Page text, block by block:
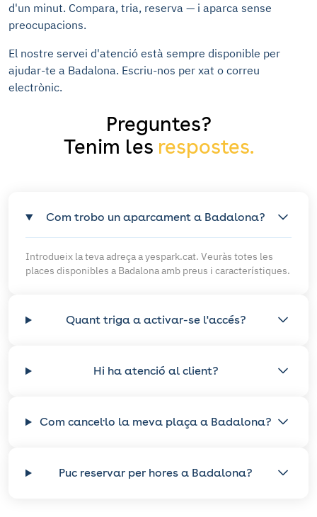
d'un minut. Compara, tria, reserva — i aparca sense
preocupacions.
El nostre servei d'atenció està sempre disponible per
ajudar-te a Badalona. Escriu-nos per xat o correu
electrònic.
Preguntes?
Tenim les respostes.
Com trobo un aparcament a Badalona?
Introdueix la teva adreça a yespark.cat. Veuràs totes les
places disponibles a Badalona amb preus i característiques.
Quant triga a activar-se l'accés?
Hi ha atenció al client?
Com cancel·lo la meva plaça a Badalona?
Puc reservar per hores a Badalona?